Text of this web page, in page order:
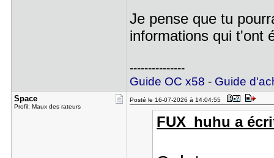
Je pense que tu
informations qui t'ont
---------------
Guide OC x58 - Guide
Space
Profil: Maux des rateurs
Posté le 16-07-2026 à 14:04:55
FUX_huhu a